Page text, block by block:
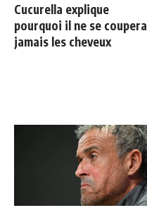
Cucurella explique
pourquoi il ne se coupera
jamais les cheveux